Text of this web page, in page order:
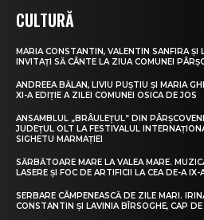
CULTURĂ
MARIA CONSTANTIN, VALENTIN SANFIRA ȘI
INVITAȚI SĂ CÂNTE LA ZIUA COMUNEI
ANDREEA BĂLAN, LIVIU PUȘTIU ȘI MARIA
XI-A EDIȚIE A ZILEI COMUNEI OSICA DE JOS
ANSAMBLUL „BRÂULEȚUL” DIN
JUDEȚUL OLT LA FESTIVALUL
SIGHETU MARMAȚIEI
SĂRBĂTOARE MARE LA VALEA MARE.
LASERE ȘI FOC DE ARTIFICII LA CEA DE-A IX-
SERBARE CÂMPENEASCĂ DE ZILE MARI.
CONSTANTIN ȘI LAVINIA BÎRSOGHE, CAP